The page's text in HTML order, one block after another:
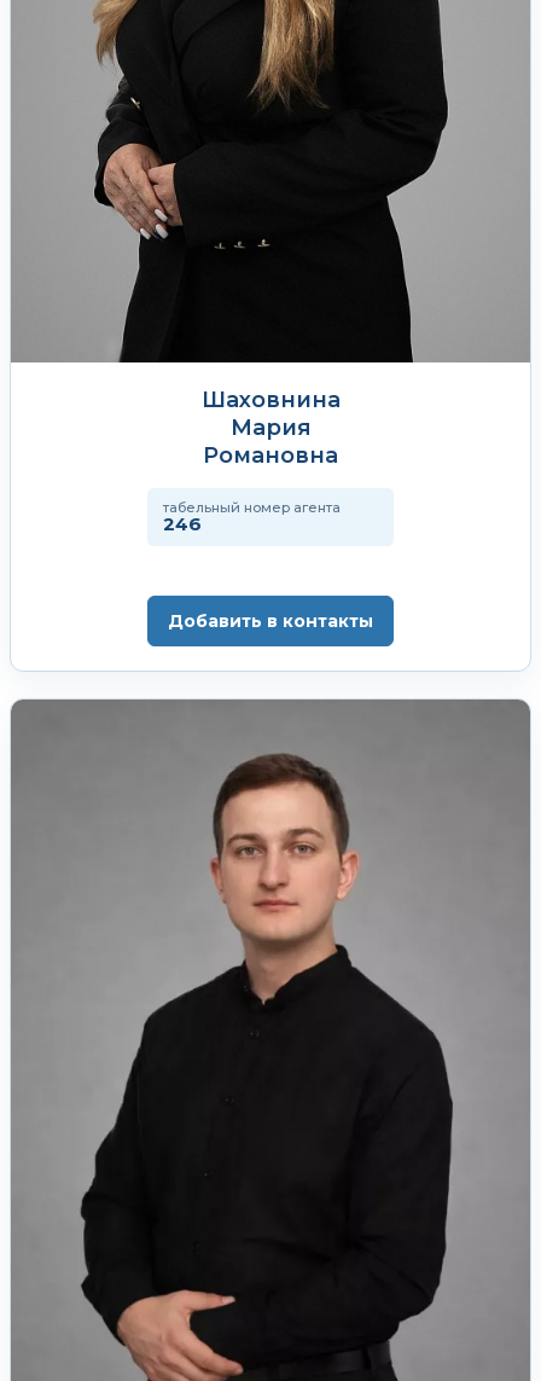
Шаховнина
Мария
Романовна
табельный номер агента
246
Добавить в контакты